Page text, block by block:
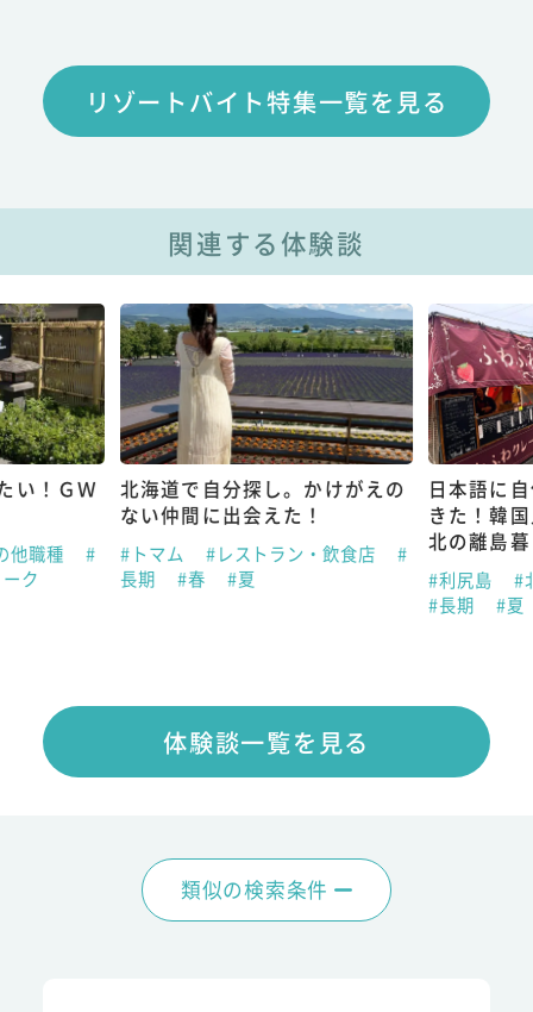
リゾートバイト特集一覧を見る
関連する体験談
い！ＧＷ
他職種
#
ク
北海道で自分探し。かけがえの
ない仲間に出会えた！
#トマム #レストラン・飲食店
#
長期
#春 #夏
日本語に
きた！韓
北の離島
#利尻島
#
#長期
#夏
体験談一覧を見る
類似の検索条件